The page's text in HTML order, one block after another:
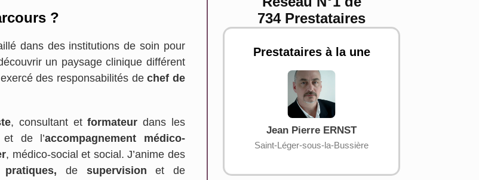
?
dans des institutions de soin pour
un paysage clinique différent
des responsabilités dechef de
, consultant etformateur dans les
de l’accompagnement médico-
, médico-social et social. J’anime des
de supervision et de
734 Prestataires
Prestataires à la une
Casteljaloux
Jean Pierre ERNST
Saint-Léger-sous-la-Bussière